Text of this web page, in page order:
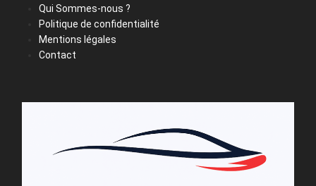
Qui Sommes-nous ?
Politique de confidentialité
Mentions légales
Contact